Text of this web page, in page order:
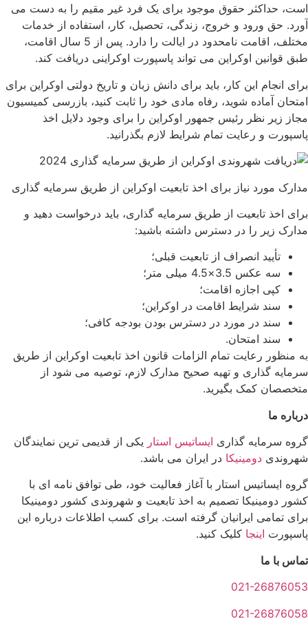
حداکثر حقوق موجود برای یک فرد غیر مقیم را به دست می
حق ورود و خروج، زندگی، تحصیل، کار، استفاده از خدمات
مختلف، اقامت نامحدود در ایالت را دارد. پس از 5 سال اقامت،
قوانین اوکراین می تواند پاسپورت اوکراینی دریافت کند.
انجام این کار، باید برای دانش زبان و تاریخ دولتی اوکراین برای
آماده شوید، رفاه مادی خود را ثابت کنید، بازرسی کمیسیون
زیر نظر رئیس جمهور اوکراین را برای وجود دلایل اخذ
و رعایت تمام شرایط لازم بگذرانید.
مورد نیاز برای اخذ تابعیت اوکراین از طریق سرمایه گذاری
اخذ تابعیت از طریق سرمایه گذاری، باید درخواست دهید و
زیر را در دسترس داشته باشید:
تأیید انصراف از تابعیت قبلی؛
سه عکس 3.5×4.5 میلی متر؛
کپی اجازه اقامت؛
سند شرایط اقامت در اوکراین؛
سند در مورد در دسترس بودن بودجه کافی؛
سند امتحان.
رعایت تمام الزامات قانون اخذ تابعیت اوکراین از طریق
گذاری و تهیه صحیح مدارک لازم، توصیه می شود از
کمک بگیرید.
ما
سرمایه گذاری ایساتیس استاریکی از قدیمی ترین نمایندگان
دومینیکادر ایران می باشد.
ایساتیس استار با آغاز فعالیت خود، طی توافق نامه ای با
دومینیکا تصمیم به اخذ تابعیت و شهروندی کشور دومینیکا
تمامی ایرانیان گرفته است. برای کسب اطلاعات درباره این
اینجاکلیک کنید.
با ما
021-
021-